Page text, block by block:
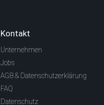
Kontakt
Unternehmen
Jobs
AGB & Datenschutzerklärung
FAQ
Datenschutz